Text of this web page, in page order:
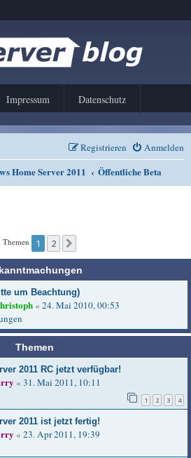
Impressum Datenschutz
Anmelden
Registrieren
Home Server 2011 Öffentliche Beta
Themen 1 2
um Beachtung)
« 24. Mai 2010, 00:53
Themen
2011 RC jetzt verfügbar!
« 31. Mai 2011, 10:11
1 2 3 4
2011 ist jetzt fertig!
« 23. Apr 2011, 19:39